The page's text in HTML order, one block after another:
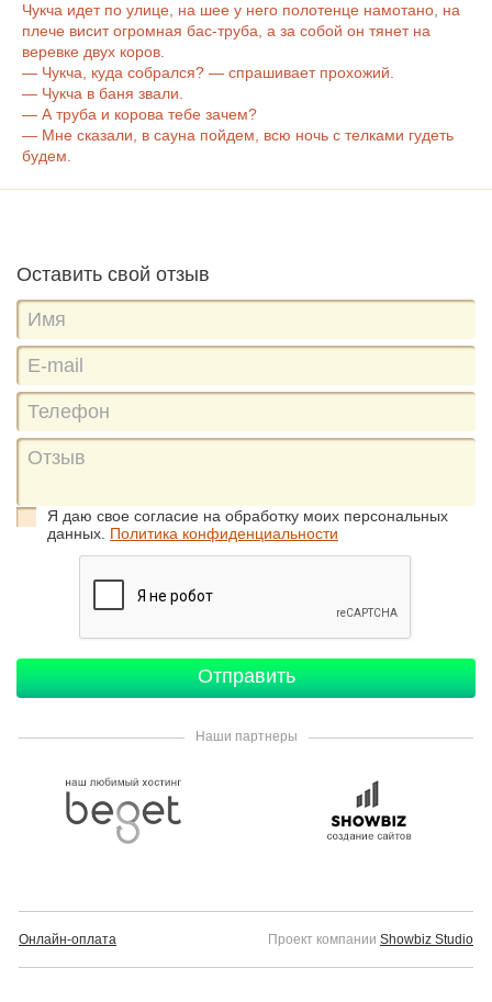
Чукча идет по улице, на шее у него полотенце намотано, на
плече висит огромная бас-труба, а за собой он тянет на
веревке двух коров.
— Чукча, куда собрался? — спрашивает прохожий.
— Чукча в баня звали.
— А труба и корова тебе зачем?
— Мне сказали, в сауна пойдем, всю ночь с телками гудеть
будем.
Оставить свой отзыв
Я даю свое согласие на обработку моих персональных
данных. Политика конфиденциальности
Наши партнеры
Онлайн-оплата Проект компании Showbiz Studio